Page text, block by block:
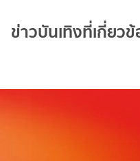
ข่าวบันเทิงที่เกี่ยว